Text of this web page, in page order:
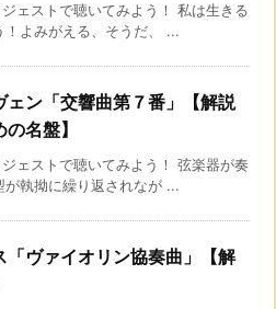
ジェストで聴いてみよう！ 私は生きる
！よみがえる、そうだ、 ...
ェン「交響曲第７番」【解説
名盤】
ジェストで聴いてみよう！ 弦楽器が奏
が執拗に繰り返されなが ...
「ヴァイオリン協奏曲」【解